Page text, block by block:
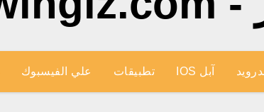
آبل IOS تطبيقات علي الفيسبوك